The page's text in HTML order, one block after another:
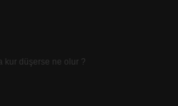
kur düşerse ne olur ?